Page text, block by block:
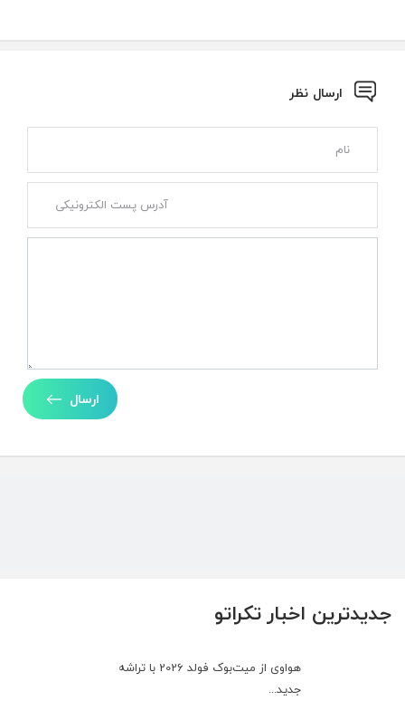
جدیدترین اخبار تکراتو
هواوی از میت‌بوک فولد 2026 با تراشه
جدید...
ارسال نظر
ارسال